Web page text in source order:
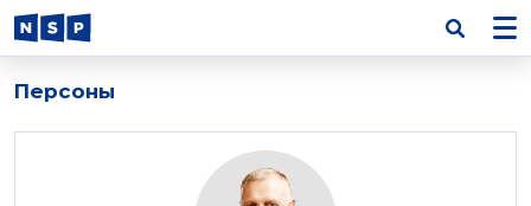
Персоны